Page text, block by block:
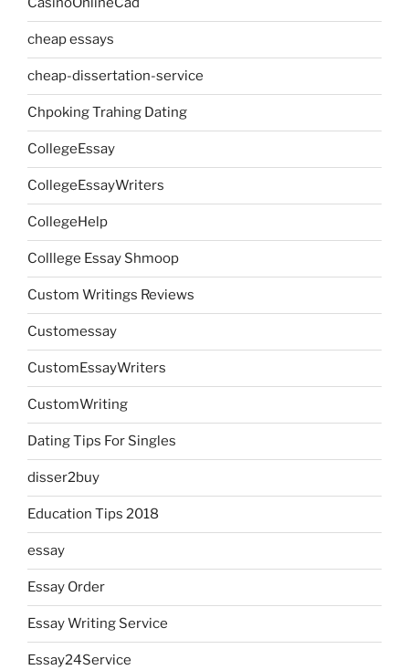
cheap essays
cheap-dissertation-service
Chpoking Trahing Dating
CollegeEssay
CollegeEssayWriters
CollegeHelp
Colllege Essay Shmoop
Custom Writings Reviews
Customessay
CustomEssayWriters
CustomWriting
Dating Tips For Singles
disser2buy
Education Tips 2018
essay
Essay Order
Essay Writing Service
Essay24Service